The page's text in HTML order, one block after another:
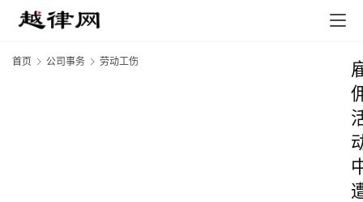
首页 公司事务 劳动工伤